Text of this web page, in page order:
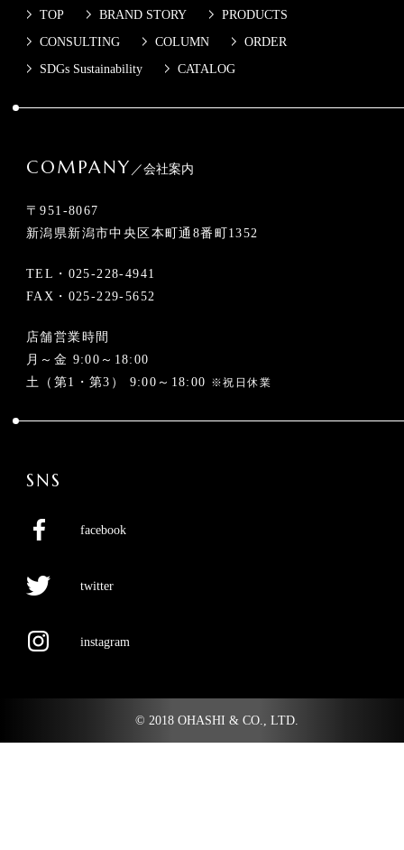
TOP BRAND STORY
PRODUCTS
CONSULTING
COLUMN
ORDER
SDGs Sustainability
CATALOG
COMPANY ／会社案内
〒951-8067
新潟県新潟市中央区本町通8番町1352
TEL・ 025-228-4941
FAX・025-229-5652
店舗営業時間
月～金 9:00～18:00
土（第1・第3） 9:00～18:00 ※祝日休業
SNS
facebook
twitter
instagram
© 2018 OHASHI & CO., LTD.